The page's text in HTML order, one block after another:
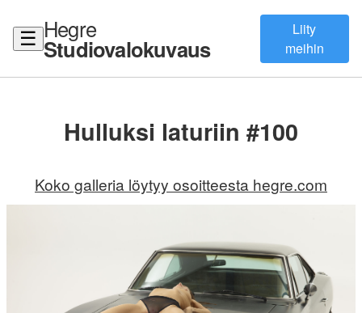
☰ Hegre
Studiovalokuvaus
Liity
meihin
Hulluksi laturiin #100
Koko galleria löytyy osoitteesta hegre.com